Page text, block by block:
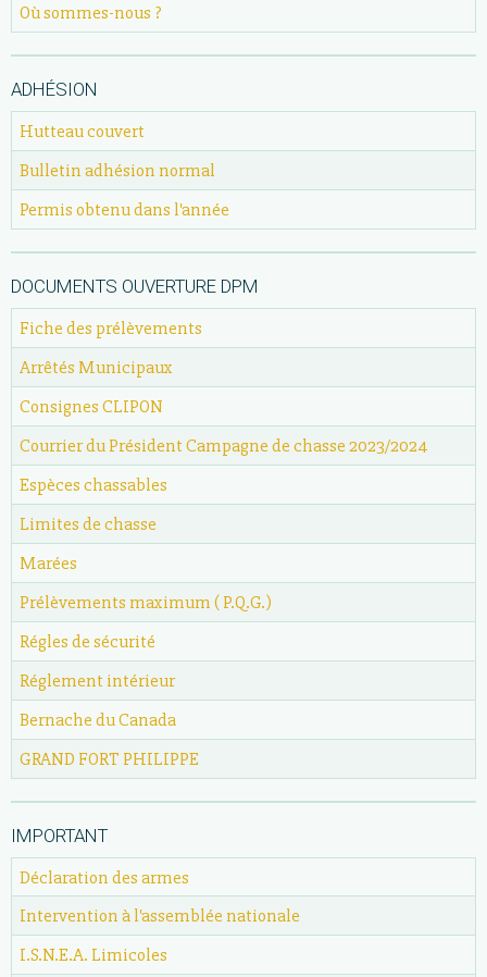
Où sommes-nous ?
ADHÉSION
Hutteau couvert
Bulletin adhésion normal
Permis obtenu dans l'année
DOCUMENTS OUVERTURE DPM
Fiche des prélèvements
Arrêtés Municipaux
Consignes CLIPON
Courrier du Président Campagne de chasse 2023/2024
Espèces chassables
Limites de chasse
Marées
Prélèvements maximum ( P.Q.G.)
Régles de sécurité
Réglement intérieur
Bernache du Canada
GRAND FORT PHILIPPE
IMPORTANT
Déclaration des armes
Intervention à l'assemblée nationale
I.S.N.E.A. Limicoles